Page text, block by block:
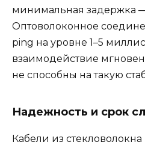
минимальная задержка
Оптоволоконное
ping на уровне 1–5
взаимодействие
не способны на такую
Надежность и срок
Кабели из